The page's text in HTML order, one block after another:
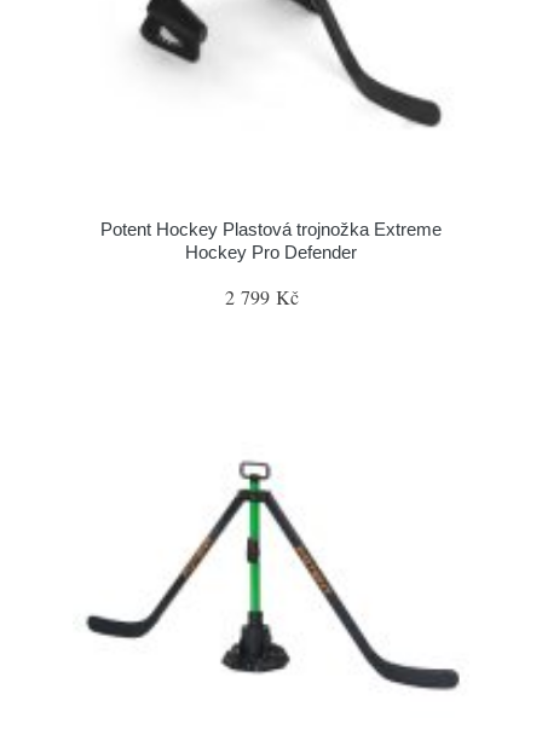
Potent Hockey Plastová trojnožka Extreme
Hockey Pro Defender
2 799 Kč